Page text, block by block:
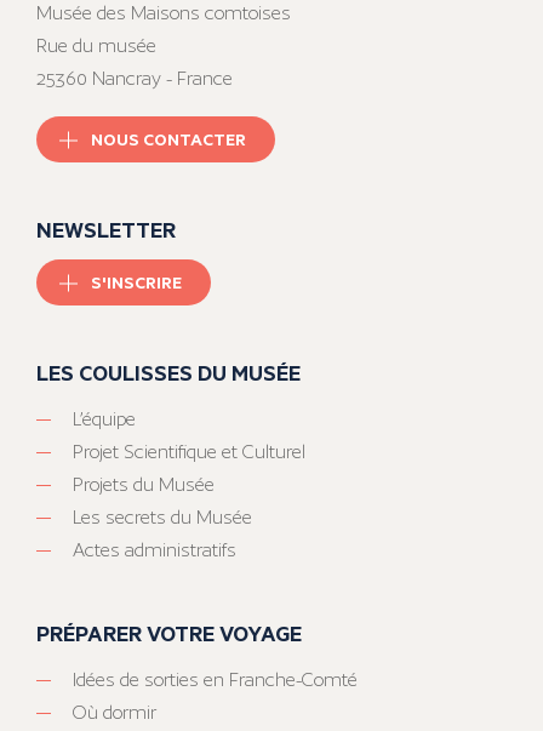
Musée des Maisons comtoises
Rue du musée
25360 Nancray - France
NOUS CONTACTER
NEWSLETTER
S'INSCRIRE
LES COULISSES DU MUSÉE
L’équipe
Projet Scientifique et Culturel
Projets du Musée
Les secrets du Musée
Actes administratifs
PRÉPARER VOTRE VOYAGE
Idées de sorties en Franche-Comté
Où dormir